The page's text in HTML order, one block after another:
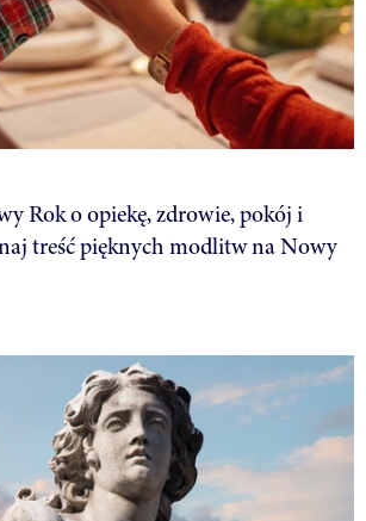
Rok o opiekę, zdrowie, pokój i
treść pięknych modlitw na Nowy